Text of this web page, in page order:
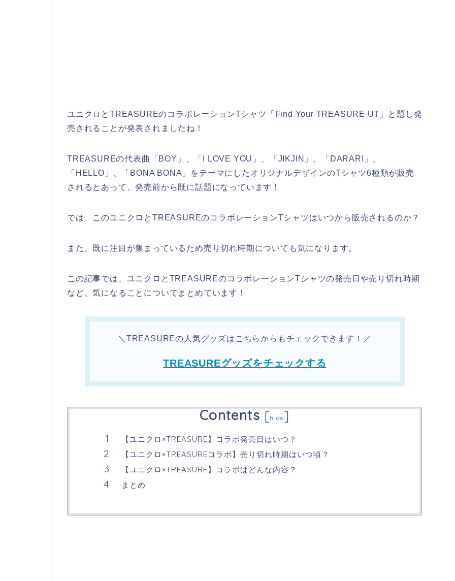
ユニクロとTREASUREのコラボレーションTシャツ「Find Your TREASURE UT」と題し発
売されることが発表されましたね！
TREASUREの代表曲「BOY」、「I LOVE YOU」、「JIKJIN」、「DARARI」、
「HELLO」、「BONA BONA」をテーマにしたオリジナルデザインのTシャツ6種類が販売
されるとあって、発売前から既に話題になっています！
では、このユニクロとTREASUREのコラボレーションTシャツはいつから販売されるのか？
また、既に注目が集まっているため売り切れ時期についても気になります。
この記事では、ユニクロとTREASUREのコラボレーションTシャツの発売日や売り切れ時期
など、気になることについてまとめています！
＼TREASUREの人気グッズはこちらからもチェックできます！／
TREASUREグッズをチェックする
Contents [hide]
【ユニクロ×TREASURE】コラボ発売日はいつ？
【ユニクロ×TREASUREコラボ】売り切れ時期はいつ頃？
【ユニクロ×TREASURE】コラボはどんな内容？
まとめ